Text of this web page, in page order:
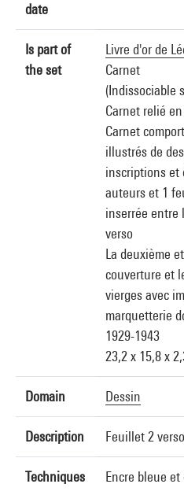
date
Is part of
the set
Livre d'or de
Carnet
(Indissociable
Carnet relié
Carnet
illustrés de
inscriptions et
auteurs et 1
inserrée entre
verso
La deuxième
couverture et
vierges avec
marquetterie
1929-1943
23,2 x 15,8 x
Domain Dessin
Description Feuillet 2
Techniques Encre bleue